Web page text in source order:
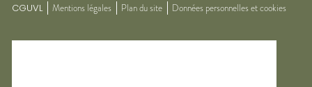
CGUVL Mentions légales Plan du site Données personnelles et cookies